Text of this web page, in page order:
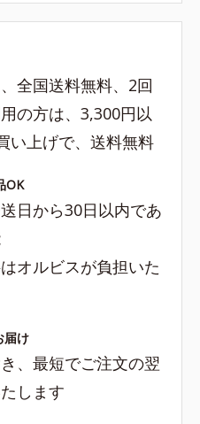
全国送料無料、2回
の方は、3,300円以
い上げで、送料無料
OK
日から30日以内であ
オルビスが負担いた
届け
、最短でご注文の翌
します